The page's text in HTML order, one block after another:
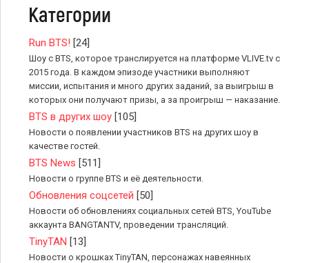
Категории
Run BTS! [24]
Шоу с BTS, которое транслируется на платформе VLIVE.tv с
2015 года. В каждом эпизоде участники выполняют
миссии, испытания и много других заданий, за выигрыш в
которых они получают призы, а за проигрыш — наказание.
BTS в других шоу [105]
Новости о появлении участников BTS на других шоу в
качестве гостей.
BTS News [511]
Новости о группе BTS и её деятельности.
Обновления соцсетей [50]
Новости об обновлениях социальных сетей BTS, YouTube
аккаунта BANGTANTV, проведении трансляций.
TinyTAN [13]
Новости о крошках TinyTAN, персонажах навеянных